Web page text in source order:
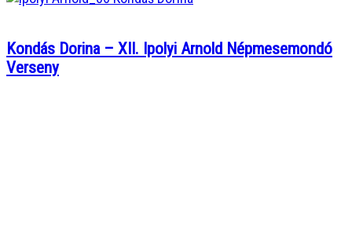
Kondás Dorina – XII. Ipolyi Arnold Népmesemondó
Verseny